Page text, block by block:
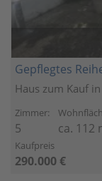
Haus zum Kauf
Zimmer:
5 ca. 112
Kaufpreis
290.000 €